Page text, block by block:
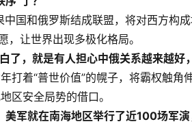
国和俄罗斯结成联盟，将对西方构
，让世界出现多极化格局。
了，就是有人担心中俄关系越来越好
打着“普世价值”的幌子，将霸权触角
区安全局势的借口。
美军就在南海地区举行了近100场军